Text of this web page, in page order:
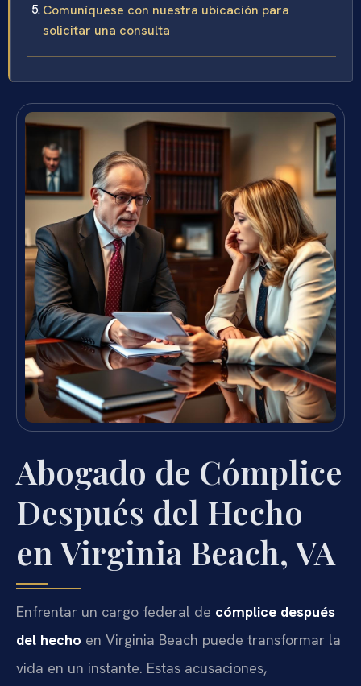
Comuníquese con nuestra ubicación para
solicitar una consulta
Abogado de Cómplice
Después del Hecho
en Virginia Beach, VA
Enfrentar un cargo federal de cómplice después
del hecho en Virginia Beach puede transformar la
vida en un instante. Estas acusaciones,